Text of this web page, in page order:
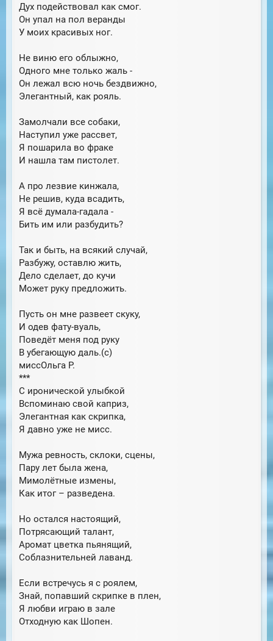
Дух подействовал как смог.
Он упал на пол веранды
У моих красивых ног.
Не виню его облыжно,
Одного мне только жаль -
Он лежал всю ночь бездвижно,
Элегантный, как рояль.
Замолчали все собаки,
Наступил уже рассвет,
Я пошарила во фраке
И нашла там пистолет.
А про лезвие кинжала,
Не решив, куда всадить,
Я всё думала-гадала -
Бить им или разбудить?
Так и быть, на всякий случай,
Разбужу, оставлю жить,
Дело сделает, до кучи
Может руку предложить.
Пусть он мне развеет скуку,
И одев фату-вуаль,
Поведёт меня под руку
В убегающую даль.(с)
миссОльга Р.
***
С иронической улыбкой
Вспоминаю свой каприз,
Элегантная как скрипка,
Я давно уже не мисс.
Мужа ревность, склоки, сцены,
Пару лет была жена,
Мимолётные измены,
Как итог – разведена.
Но остался настоящий,
Потрясающий талант,
Аромат цветка пьянящий,
Соблазнительней лаванд.
Если встречусь я с роялем,
Знай, попавший скрипке в плен,
Я любви играю в зале
Отходную как Шопен.